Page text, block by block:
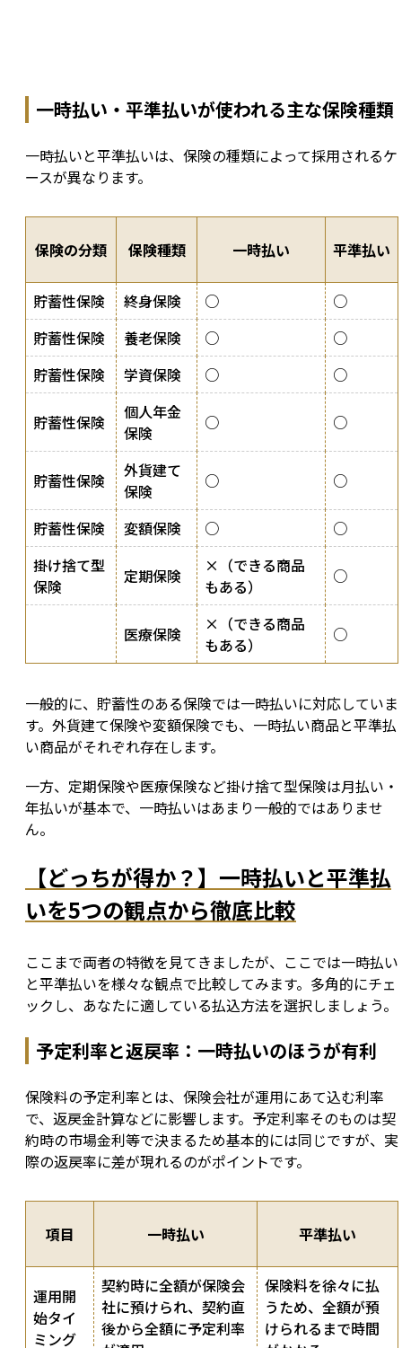
一時払い・平準払いが使われる主な保険種類
一時払いと平準払いは、保険の種類によって採用されるケ
ースが異なります。
保険の分類 保険種類 一時払い 平準払い
貯蓄性保険 終身保険 ○
○
貯蓄性保険
養老保険 ○
○
貯蓄性保険
学資保険 ○ ○
貯蓄性保険
個人年金
保険
○ ○
貯蓄性保険
外貨建て
保険
○ ○
貯蓄性保険 変額保険 ○
○
掛け捨て型
保険
定期保険
×（できる商品
もある）
○
医療保険
×（できる商品
もある）
○
一般的に、貯蓄性のある保険では一時払いに対応していま
す。外貨建て保険や変額保険でも、一時払い商品と平準払
い商品がそれぞれ存在します。
一方、定期保険や医療保険など掛け捨て型保険は月払い・
年払いが基本で、一時払いはあまり一般的ではありませ
ん。
【どっちが得か？】一時払いと平準払
いを5つの観点から徹底比較
ここまで両者の特徴を見てきましたが、ここでは一時払い
と平準払いを様々な観点で比較してみます。多角的にチェ
ックし、あなたに適している払込方法を選択しましょう。
予定利率と返戻率：一時払いのほうが有利
保険料の予定利率とは、保険会社が運用にあて込む利率
で、返戻金計算などに影響します。予定利率そのものは契
約時の市場金利等で決まるため基本的には同じですが、実
際の返戻率に差が現れるのがポイントです。
項目 一時払い 平準払い
運用開
始タイ
ミング
契約時に全額が保険会
社に預けられ、契約直
後から全額に予定利率
保険料を徐々に払
うため、全額が預
けられるまで時間